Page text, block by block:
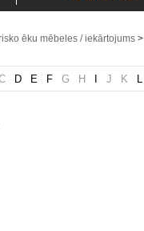
ēku mēbeles / iekārtojums >
D E F G H J K L